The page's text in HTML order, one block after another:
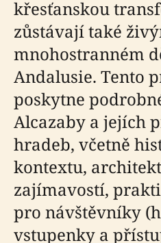
křesťanskou
zůstávají také
mnohostranném
Andalusie. Tento
poskytne
Alcazaby a jejích
hradeb, včetně
kontextu,
zajímavostí,
pro návštěvníky
vstupenky a